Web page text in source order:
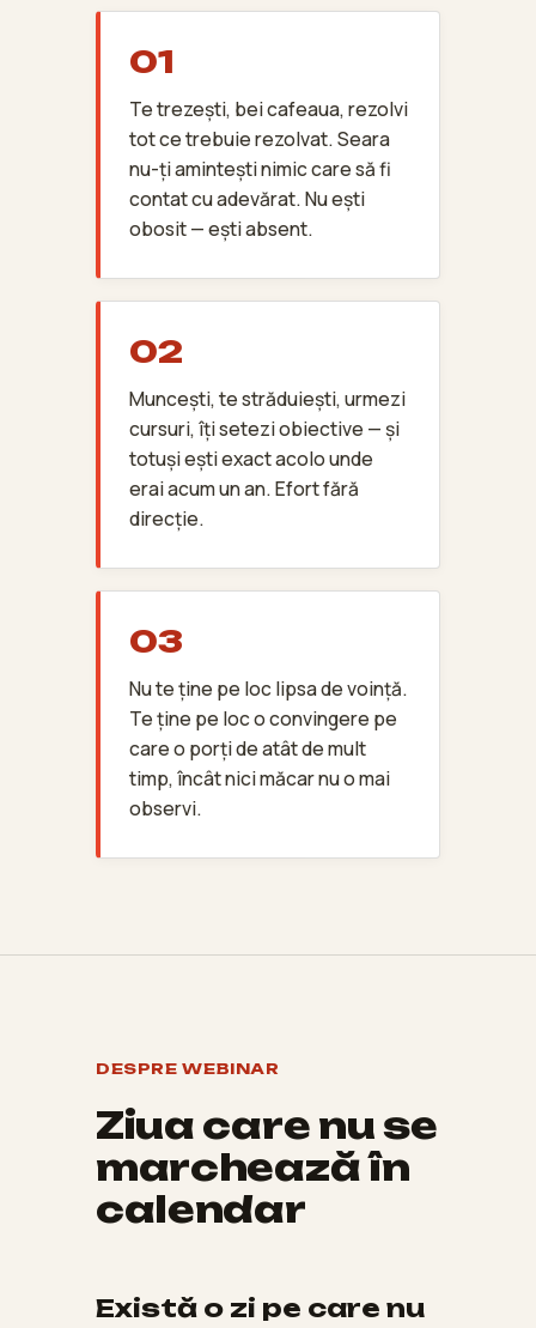
01
Te trezești, bei cafeaua, rezolvi
tot ce trebuie rezolvat. Seara
nu-ți amintești nimic care să fi
contat cu adevărat. Nu ești
obosit — ești absent.
02
Muncești, te străduiești, urmezi
cursuri, îți setezi obiective — și
totuși ești exact acolo unde
erai acum un an. Efort fără
direcție.
03
Nu te ține pe loc lipsa de voință.
Te ține pe loc o convingere pe
care o porți de atât de mult
timp, încât nici măcar nu o mai
observi.
DESPRE WEBINAR
Ziua care nu se
marchează în
calendar
Există o zi pe care nu